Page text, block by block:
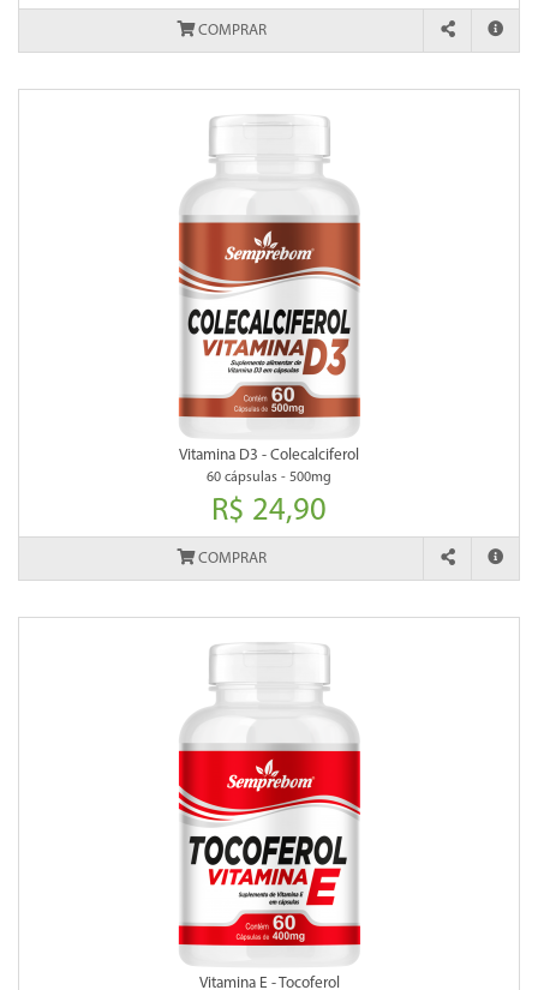
COMPRAR
Vitamina D3 - Colecalciferol
60 cápsulas - 500mg
R$ 24,90
COMPRAR
Vitamina E - Tocoferol